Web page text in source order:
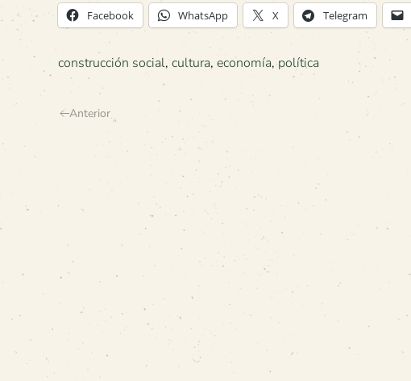
Facebook WhatsApp X Telegram
construcción social, cultura, economía, política
Anterior